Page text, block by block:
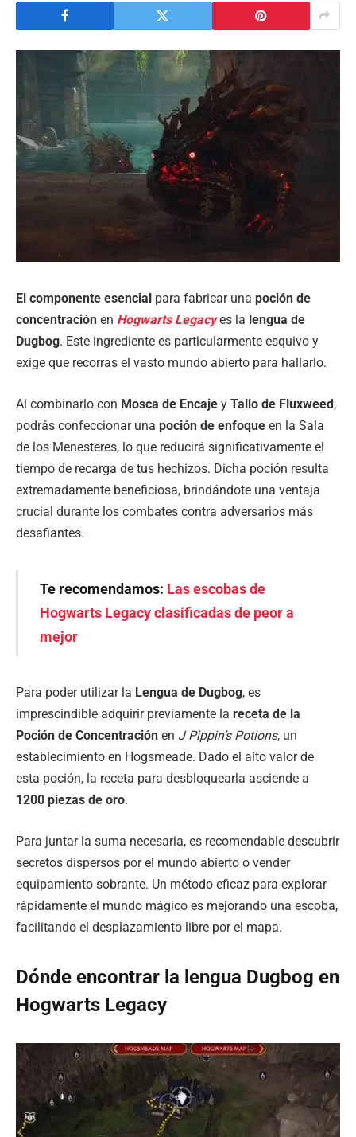
El componente esencial para fabricar una poción de
concentración en Hogwarts Legacy es la lengua de
Dugbog. Este ingrediente es particularmente esquivo y
exige que recorras el vasto mundo abierto para hallarlo.
Al combinarlo con Mosca de Encaje y Tallo de Fluxweed,
podrás confeccionar una poción de enfoque en la Sala
de los Menesteres, lo que reducirá significativamente el
tiempo de recarga de tus hechizos. Dicha poción resulta
extremadamente beneficiosa, brindándote una ventaja
crucial durante los combates contra adversarios más
desafiantes.
Te recomendamos: Las escobas de
Hogwarts Legacy clasificadas de peor a
mejor
Para poder utilizar la Lengua de Dugbog, es
imprescindible adquirir previamente la receta de la
Poción de Concentración en J Pippin’s Potions, un
establecimiento en Hogsmeade. Dado el alto valor de
esta poción, la receta para desbloquearla asciende a
1200 piezas de oro.
Para juntar la suma necesaria, es recomendable descubrir
secretos dispersos por el mundo abierto o vender
equipamiento sobrante. Un método eficaz para explorar
rápidamente el mundo mágico es mejorando una escoba,
facilitando el desplazamiento libre por el mapa.
Dónde encontrar la lengua Dugbog en
Hogwarts Legacy